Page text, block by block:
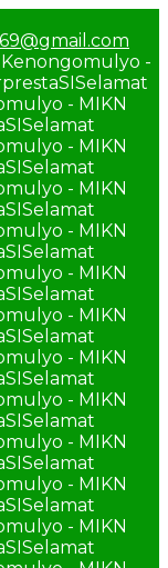
-
Selamat
- MIKN
Selamat
- MIKN
Selamat
- MIKN
Selamat
- MIKN
Selamat
- MIKN
Selamat
- MIKN
Selamat
- MIKN
Selamat
- MIKN
Selamat
- MIKN
Selamat
- MIKN
Selamat
- MIKN
Selamat